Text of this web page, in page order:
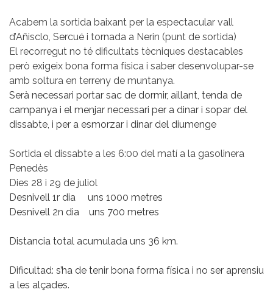
Acabem la sortida baixant per la espectacular vall
d’Añisclo, Sercué i tornada a Nerin (punt de sortida)
El recorregut no té dificultats tècniques destacables
però exigeix bona forma física i saber desenvolupar-se
amb soltura en terreny de muntanya.
Serà necessari portar sac de dormir, aillant, tenda de
campanya i el menjar necessari per a dinar i sopar del
dissabte, i per a esmorzar i dinar del diumenge
Sortida el dissabte a les 6:00 del matí a la gasolinera
Penedès
Dies 28 i 29 de juliol
Desnivell 1r dia uns 1000 metres
Desnivell 2n dia uns 700 metres
Distancia total acumulada uns 36 km.
Dificultad: s’ha de tenir bona forma física i no ser aprensiu
a les alçades.